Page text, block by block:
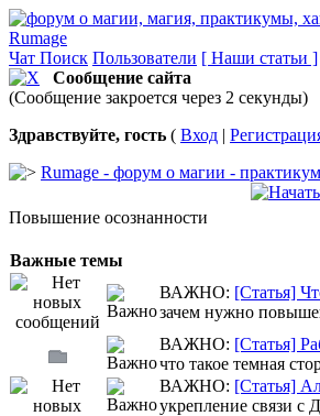
Rumage
Чат Поиск Пользователи [ Наши статьи ]
Сообщение сайта
(Сообщение закроется через 2 секунды)
Здравствуйте, гость ( Вход |
Rumage - форум о магии -
Повышение осознанности
Важные темы
ВАЖНО: [Статья]
зачем нужно
ВАЖНО: [Статья]
что такое темная
ВАЖНО: [Статья]
укрепление связи с